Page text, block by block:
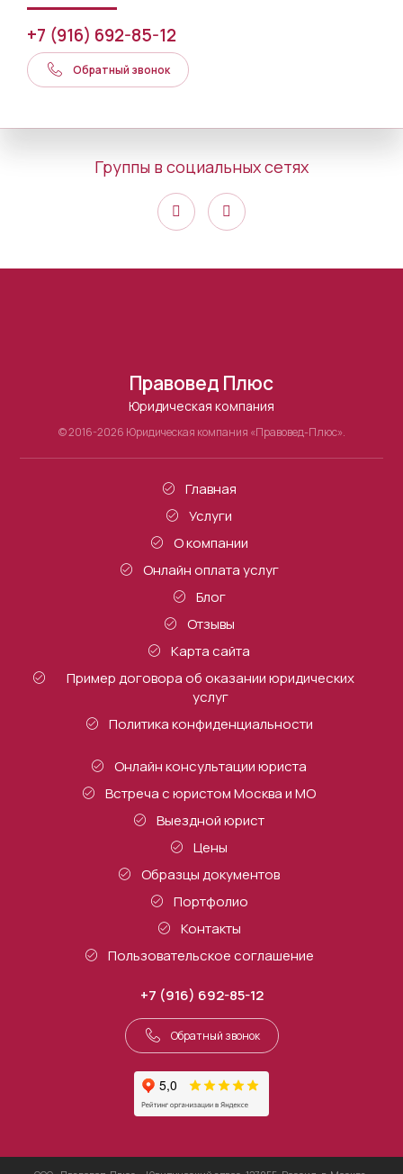
+7 (916) 692-85-12
Обратный звонок
Группы в социальных сетях
Правовед Плюс
Юридическая компания
© 2016-2026 Юридическая компания «Правовед-Плюс».
Главная
Услуги
О компании
Онлайн оплата услуг
Блог
Отзывы
Карта сайта
Пример договора об оказании юридических
услуг
Политика конфиденциальности
Онлайн консультации юриста
Встреча с юристом Москва и МО
Выездной юрист
Цены
Образцы документов
Портфолио
Контакты
Пользовательское соглашение
+7 (916) 692-85-12
Обратный звонок